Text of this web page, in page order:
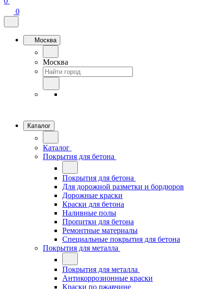
0
Москва
Москва
Каталог
Каталог
Покрытия для бетона
Покрытия для бетона
Для дорожной разметки и бордюров
Дорожные краски
Краски для бетона
Наливные полы
Пропитки для бетона
Ремонтные материалы
Специальные покрытия для бетона
Покрытия для металла
Покрытия для металла
Антикоррозионные краски
Краски по ржавчине